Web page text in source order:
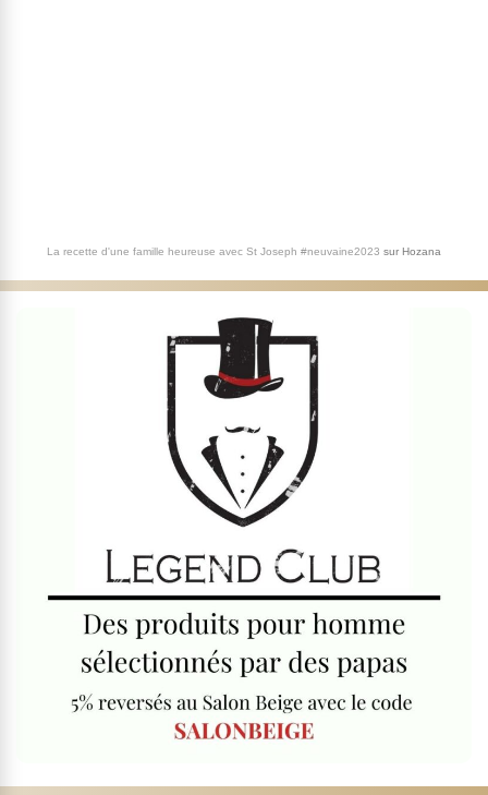
La recette d'une famille heureuse avec St Joseph #neuvaine2023 sur Hozana